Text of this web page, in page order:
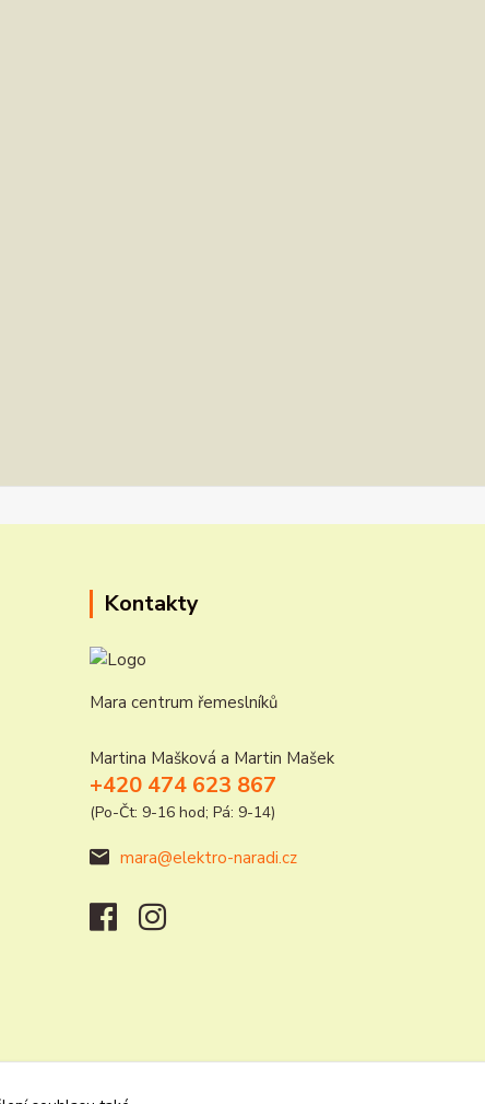
Kontakty
Mara centrum řemeslníků
Martina Mašková a Martin Mašek
+420 474 623 867
(Po-Čt: 9-16 hod; Pá: 9-14)
mara@elektro-naradi.cz